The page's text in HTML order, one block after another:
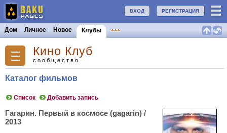
РЕГИСТРАЦИЯ
ВХОД
Дом Личное Новое Клубы
Кино Клуб
сообщество
Каталог фильмов
Список Добавить запись
Гагарин. Первый в космосе (gagarin) /
2013